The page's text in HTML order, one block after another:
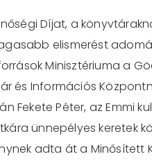
Díjat, a
elismerést
Minisztériuma a
és Információs
Fekete Péter, az Emmi
ünnepélyes keretek
adta át a Minősített